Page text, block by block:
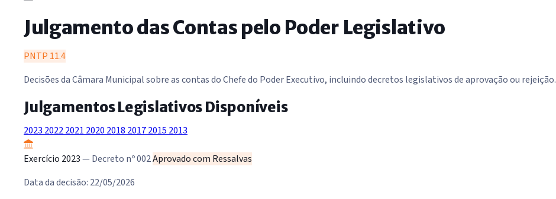
Julgamento das Contas pelo Poder Legislativo
PNTP 11.4
Decisões da Câmara Municipal sobre as contas do Chefe do Poder Executivo, incluindo decretos legislativos de aprovação ou rejeição.
Julgamentos Legislativos Disponíveis
2023 20222021 2020 2018 20172015 2013
Exercício 2023— Decreto nº 002Aprovado com Ressalvas
Data da decisão: 22/05/2026